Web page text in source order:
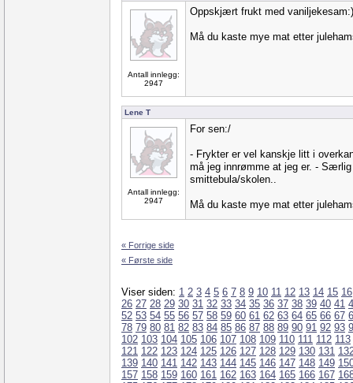
Antall innlegg:
2947
Oppskjært frukt med vaniljekesam:)
Må du kaste mye mat etter
Lene T
Antall innlegg:
2947
For sen:/
- Frykter er vel kanskje litt i
må jeg innrømme at jeg er. -
smittebula/skolen..
Må du kaste mye mat etter
« Forrige side
« Første side
Viser siden: 1 2 3 4 5 6 7 8 9 10 11 12 13 14 15 16
26 27 28 29 30 31 32 33 34 35 36 37 38 39 40 41
52 53 54 55 56 57 58 59 60 61 62 63 64 65 66 67
78 79 80 81 82 83 84 85 86 87 88 89 90 91 92 93
102 103 104 105 106 107 108 109 110 111 112 113
121 122 123 124 125 126 127 128 129 130 131
139 140 141 142 143 144 145 146 147 148 149
157 158 159 160 161 162 163 164 165 166 167